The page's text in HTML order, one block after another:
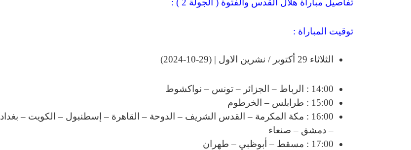
تفاصيل مباراة هلال القدس والفتوة ( الجولة 2 ) :
توقيت المباراة :
الثلاثاء 29 أكتوبر / نشرين الاول | (29-10-2024)
14:00 : الرباط – الجزائر – تونس – نواكشوط
15:00 : طرابلس – الخرطوم
16:00 : مكة المكرمة – القدس الشريف – الدوحة – القاهرة – إسطنبول – الكويت – بغداد
– دمشق – صنعاء
17:00 : مسقط – أبوظبي – طهران